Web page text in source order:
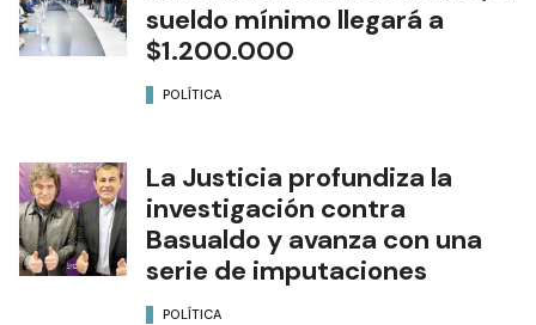
sueldo mínimo llegará a
$1.200.000
POLÍTICA
La Justicia profundiza la
investigación contra
Basualdo y avanza con una
serie de imputaciones
POLÍTICA